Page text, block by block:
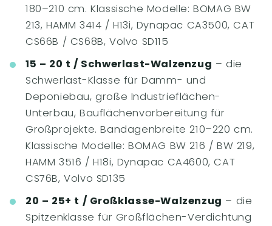
180–210 cm. Klassische Modelle: BOMAG BW
213, HAMM 3414 / H13i, Dynapac CA3500, CAT
CS66B / CS68B, Volvo SD115
15 – 20 t / Schwerlast-Walzenzug – die
Schwerlast-Klasse für Damm- und
Deponiebau, große Industrieflächen-
Unterbau, Bauflächenvorbereitung für
Großprojekte. Bandagenbreite 210–220 cm.
Klassische Modelle: BOMAG BW 216 / BW 219,
HAMM 3516 / H18i, Dynapac CA4600, CAT
CS76B, Volvo SD135
20 – 25+ t / Großklasse-Walzenzug – die
Spitzenklasse für Großflächen-Verdichtung